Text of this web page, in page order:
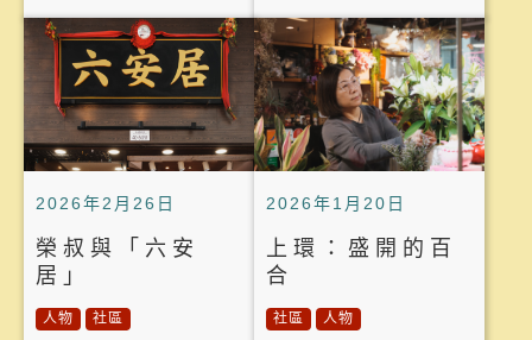
2026年2月26日
榮叔與「六安
居」
人物 社區
2026年1月20日
上環：盛開的百
合
社區 人物